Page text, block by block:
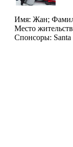
Имя: Жан;
Место
Спонсоры: Santa